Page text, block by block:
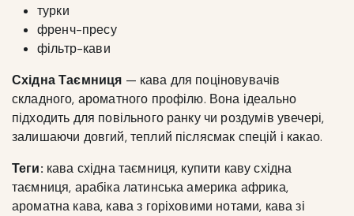
турки
френч-пресу
фільтр-кави
Східна Таємниця — кава для поціновувачів
складного, ароматного профілю. Вона ідеально
підходить для повільного ранку чи роздумів увечері,
залишаючи довгий, теплий післясмак спецій і какао.
Теги: кава східна таємниця, купити каву східна
таємниця, арабіка латинська америка африка,
ароматна кава, кава з горіховими нотами, кава зі